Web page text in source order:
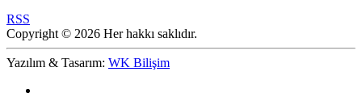
RSS
Copyright © 2026 Her hakkı saklıdır.
Yazılım & Tasarım: WK Bilişim